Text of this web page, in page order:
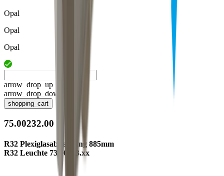
Opal
Opal
Opal
arrow_drop_up
arrow_drop_down
shopping_cart
75.00232.00
R32 Plexiglasabdeckung 885mm
R32 Leuchte 73.00123.xx